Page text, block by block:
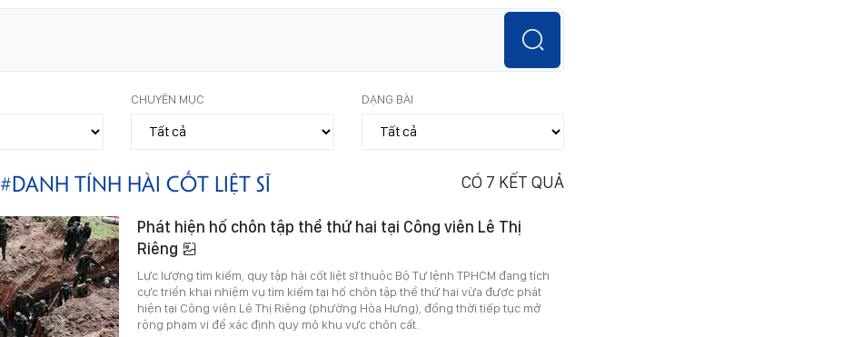
CHUYÊN MỤC DẠNG BÀI
#DANH TÍNH HÀI CỐT LIỆT SĨ CÓ 7 KẾT QUẢ
Phát hiện hố chôn tập thể thứ hai tại Công viên Lê Thị
Riêng
Lực lượng tìm kiếm, quy tập hài cốt liệt sĩ thuộc Bộ Tư lệnh TPHCM đang tích
cực triển khai nhiệm vụ tìm kiếm tại hố chôn tập thể thứ hai vừa được phát
hiện tại Công viên Lê Thị Riêng (phường Hòa Hưng), đồng thời tiếp tục mở
rộng phạm vi để xác định quy mô khu vực chôn cất.